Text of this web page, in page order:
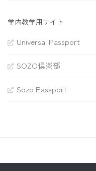
学内教学用サイト
Universal Passport
SOZO倶楽部
Sozo Passport